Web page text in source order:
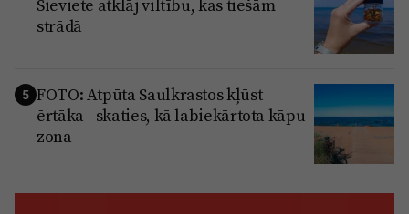
Sieviete atklāj viltību, kas tiešām
strādā
5 FOTO: Atpūta Saulkrastos kļūst
ērtāka - skaties, kā labiekārtota kāpu
zona